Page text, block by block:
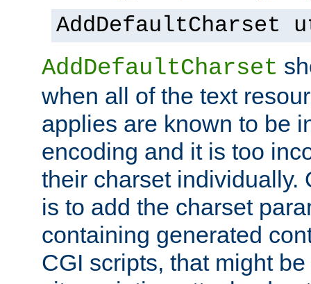
AddDefaultCharset
AddDefaultCharset
when all of the text
applies are known to be
encoding and it is too
their charset individually.
is to add the charset
containing generated
CGI scripts, that might